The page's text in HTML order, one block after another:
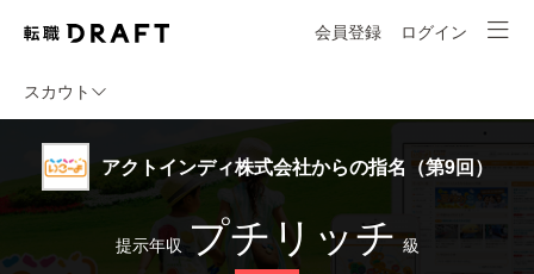
会員登録 ログイン
スカウト
アクトインディ株式会社からの指名（第9回）
提示年収 プチリッチ 級